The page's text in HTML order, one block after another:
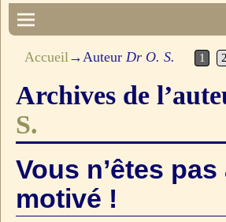
Accueil →Auteur Dr O. S. 1 2
Archives de
S.
Vous n’êtes pas
motivé !